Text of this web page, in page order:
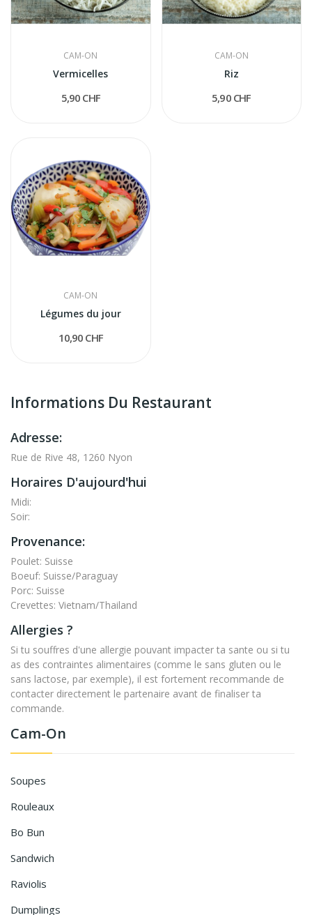
Cam-On
Soupes
Rouleaux
Bo Bun
Sandwich
Raviolis
Dumplings
CAM-ON
Vermicelles
5,90 CHF
CAM-ON
Riz
5,90 CHF
CAM-ON
Légumes du jour
10,90 CHF
Informations Du Restaurant
Adresse:
Rue de Rive 48, 1260 Nyon
Horaires D'aujourd'hui
Midi:
Soir:
Provenance:
Poulet: Suisse
Boeuf: Suisse/Paraguay
Porc: Suisse
Crevettes: Vietnam/Thailand
Allergies ?
Si tu souffres d'une allergie pouvant impacter ta sante ou si tu
as des contraintes alimentaires (comme le sans gluten ou le
sans lactose, par exemple), il est fortement recommande de
contacter directement le partenaire avant de finaliser ta
commande.